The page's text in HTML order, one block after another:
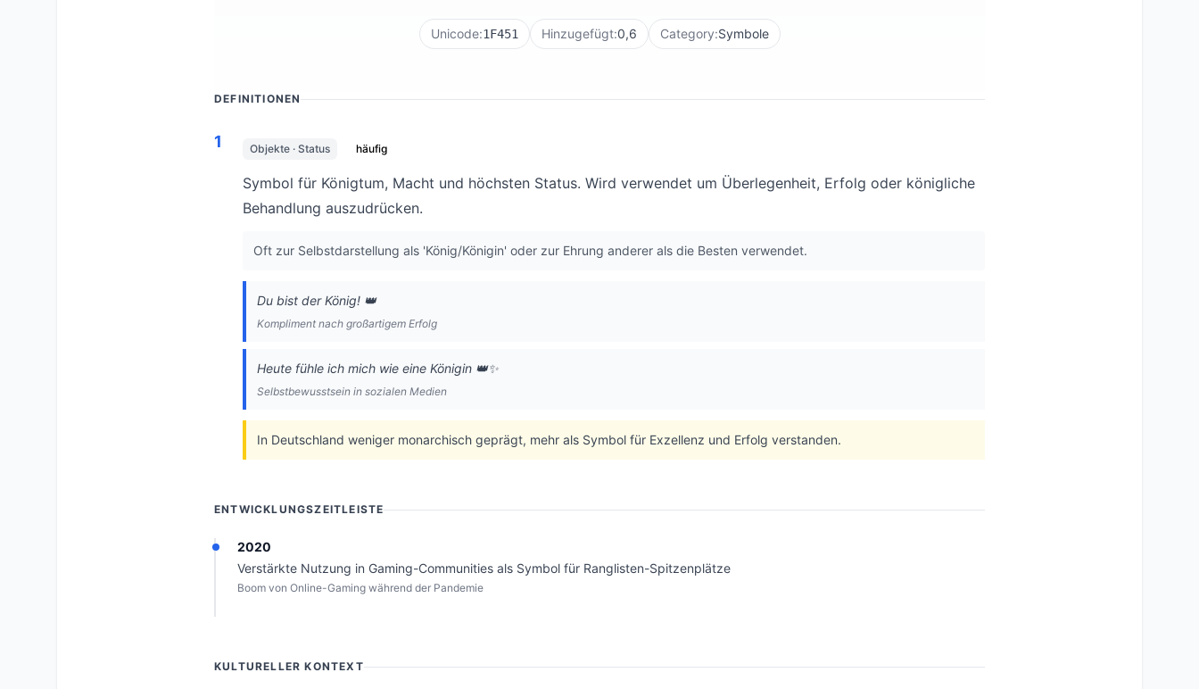
Unicode:1F451 Hinzugefügt:0,6 Category:Symbole
DEFINITIONEN
1 Objekte · Status häufig
Symbol für Königtum, Macht und höchsten Status. Wird verwendet um Überlegenheit, Erfolg oder königliche
Behandlung auszudrücken.
Oft zur Selbstdarstellung als 'König/Königin' oder zur Ehrung anderer als die Besten verwendet.
Du bist der König! 👑
Kompliment nach großartigem Erfolg
Heute fühle ich mich wie eine Königin 👑✨
Selbstbewusstsein in sozialen Medien
In Deutschland weniger monarchisch geprägt, mehr als Symbol für Exzellenz und Erfolg verstanden.
ENTWICKLUNGSZEITLEISTE
2020
Verstärkte Nutzung in Gaming-Communities als Symbol für Ranglisten-Spitzenplätze
Boom von Online-Gaming während der Pandemie
KULTURELLER KONTEXT